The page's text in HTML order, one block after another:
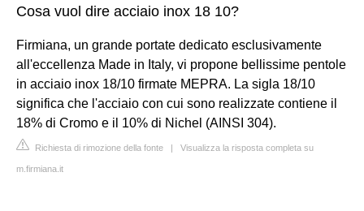
Cosa vuol dire acciaio inox 18 10?
Firmiana, un grande portate dedicato esclusivamente
all'eccellenza Made in Italy, vi propone bellissime pentole
in acciaio inox 18/10 firmate MEPRA. La sigla 18/10
significa che l'acciaio con cui sono realizzate contiene il
18% di Cromo e il 10% di Nichel (AINSI 304).
Richiesta di rimozione della fonte | Visualizza la risposta completa su
m.firmiana.it